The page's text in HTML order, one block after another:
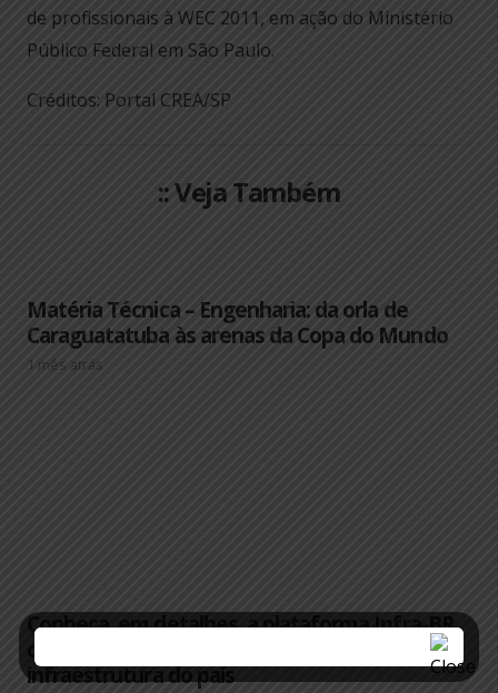
de profissionais à WEC 2011, em ação do Ministério
Público Federal em São Paulo.
Créditos: Portal CREA/SP
:: Veja Também
Matéria Técnica – Engenharia: da orla de
Caraguatatuba às arenas da Copa do Mundo
1 mês atrás
Conheça, em detalhes, a plataforma Infra-BR,
infraestrutura do país